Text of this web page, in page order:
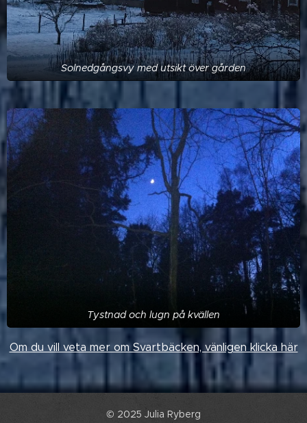
Solnedgångsvy med utsikt över gården
Tystnad och lugn på kvällen
Om du vill veta mer om Svartbäcken, vänligen klicka här
© 2025 Julia Ryberg